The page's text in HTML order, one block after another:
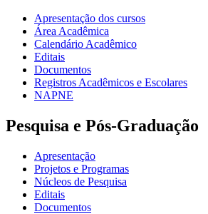
Apresentação dos cursos
Área Acadêmica
Calendário Acadêmico
Editais
Documentos
Registros Acadêmicos e Escolares
NAPNE
Pesquisa e Pós-Graduação
Apresentação
Projetos e Programas
Núcleos de Pesquisa
Editais
Documentos